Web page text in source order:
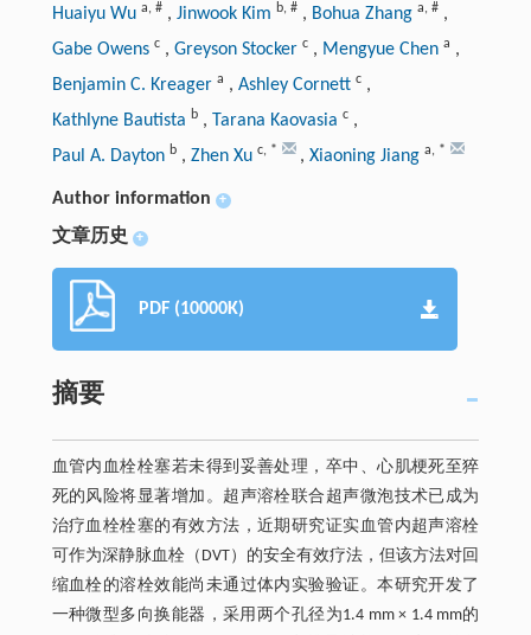
Huaiyu Wu a, #, Jinwook Kim b, #, Bohua Zhang a, #,
Gabe Owens c, Greyson Stocker c, Mengyue Chen a ,
Benjamin C. Kreager a , Ashley Cornett c,
Kathlyne Bautista b, Tarana Kaovasia c,
Paul A. Dayton b, Zhen Xu c, * , Xiaoning Jiang a, *
Author information +
文章历史 +
PDF (10000K)
摘要
血管内血栓栓塞若未得到妥善处理，卒中、心肌梗死至猝
死的风险将显著增加。超声溶栓联合超声微泡技术已成为
治疗血栓栓塞的有效方法，近期研究证实血管内超声溶栓
可作为深静脉血栓（DVT）的安全有效疗法，但该方法对回
缩血栓的溶栓效能尚未通过体内实验验证。本研究开发了
一种微型多向换能器，采用两个孔径为1.4 mm × 1.4 mm的